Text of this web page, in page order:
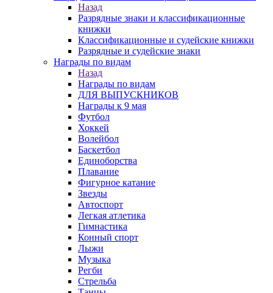
Назад
Разрядные знаки и классификационные
книжки
Классификационные и судейские книжки
Разрядные и судейские знаки
Награды по видам
Назад
Награды по видам
ДЛЯ ВЫПУСКНИКОВ
Награды к 9 мая
Футбол
Хоккей
Волейбол
Баскетбол
Единоборства
Плавание
Фигурное катание
Звезды
Автоспорт
Легкая атлетика
Гимнастика
Конный спорт
Лыжи
Музыка
Регби
Стрельба